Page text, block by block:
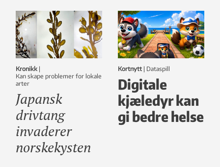
Kronikk |
Kan skape problemer for lokale
arter
Japansk
drivtang
invaderer
norskekysten
Kortnytt | dataspill
Digitale
kjæledyr kan
gi bedre helse